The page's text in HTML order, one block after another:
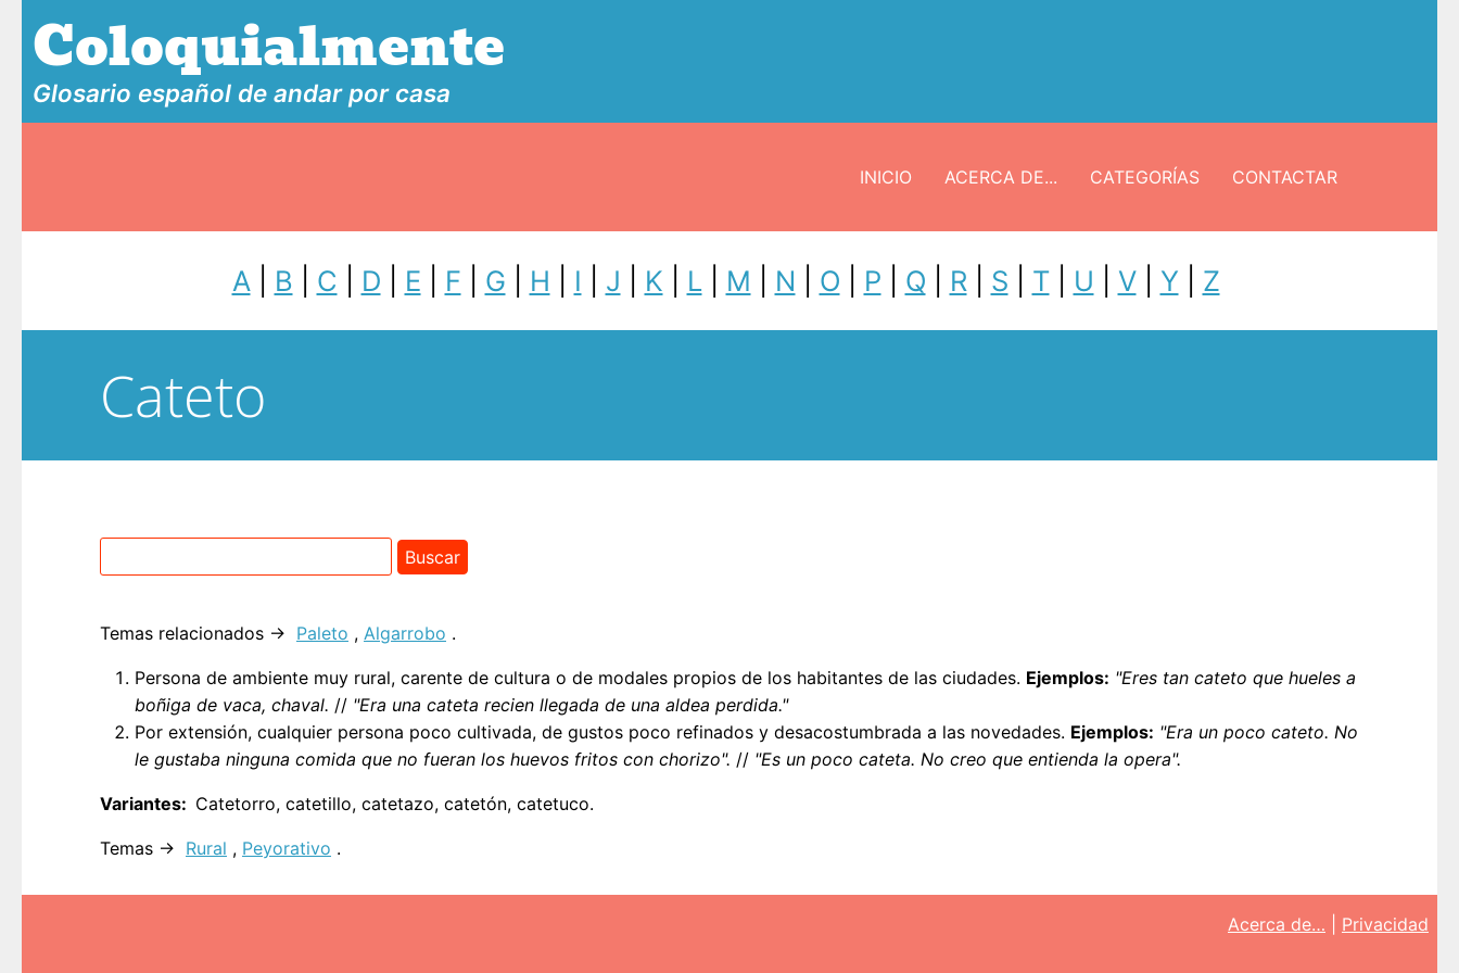
Coloquialmente
Glosario español de andar por casa
INICIO ACERCA DE... CATEGORÍAS CONTACTAR
A B C D E F G H I J K L| M N O P Q R S T| U V| Y Z
Cateto
Temas relacionados → Paleto , Algarrobo .
Persona de ambiente muy rural, carente de cultura o de modales propios de los habitantes de las ciudades. Ejemplos: "Eres tan cateto que hueles a
boñiga de vaca, chaval. // "Era una cateta recien llegada de una aldea perdida."
Por extensión, cualquier persona poco cultivada, de gustos poco refinados y desacostumbrada a las novedades. Ejemplos: "Era un poco cateto. No
le gustaba ninguna comida que no fueran los huevos fritos con chorizo". // "Es un poco cateta. No creo que entienda la opera".
Variantes Catetorro, catetillo, catetazo, catetón, catetuco.
Temas → Rural , Peyorativo .
Acerca de… Privacidad